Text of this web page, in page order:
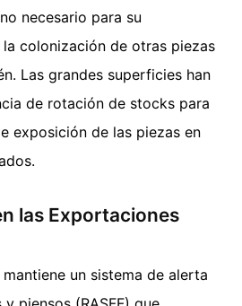
necesario para su
colonización de otras piezas
Las grandes superficies han
de rotación de stocks para
exposición de las piezas en
las Exportaciones
un sistema de alerta